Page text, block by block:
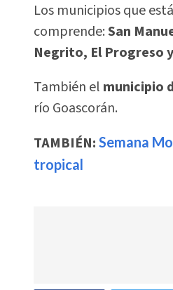
Los municipios que
comprende:San
Negrito, El Progreso
También el municipio
río Goascorán.
TAMBIÉN: Semana
tropical